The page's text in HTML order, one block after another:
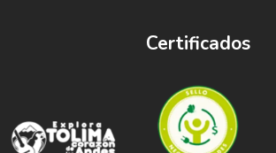
Certificados